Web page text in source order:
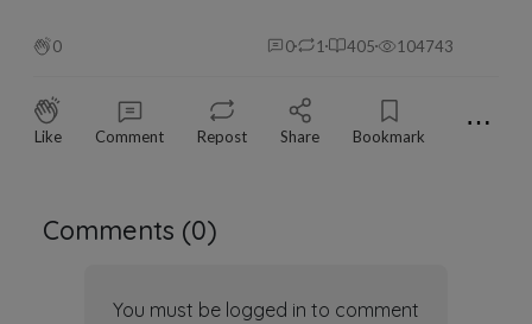
0 0 1 405 104743
Like Comment Repost Share Bookmark ⋯
Comments (0)
You must be logged in to comment